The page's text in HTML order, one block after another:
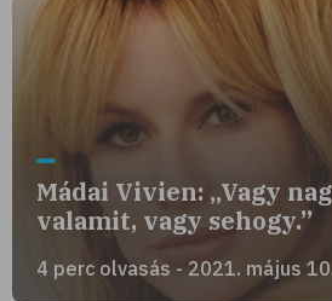
Mádai Vivien: „Vagy
valamit, vagy sehogy.”
4 perc olvasás - 2021. május